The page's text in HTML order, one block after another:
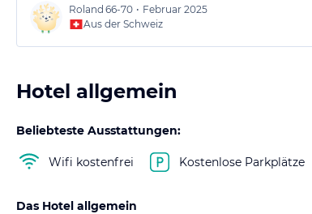
Roland 66-70 • Februar 2025
Aus der Schweiz
Hotel allgemein
Beliebteste Ausstattungen:
Wifi kostenfrei Kostenlose Parkplätze
Das Hotel allgemein